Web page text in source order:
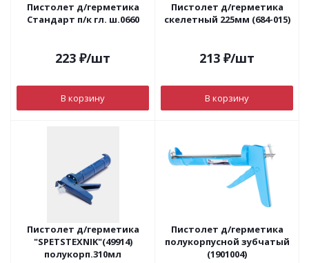
Пистолет д/герметика
Стандарт п/к гл. ш.0660
223 ₽/шт
В корзину
Пистолет д/герметика
скелетный 225мм (684-015)
213 ₽/шт
В корзину
Пистолет д/герметика
"SPETSTEXNIK"(49914)
полукорп.310мл
Пистолет д/герметика
полукорпусной зубчатый
(1901004)